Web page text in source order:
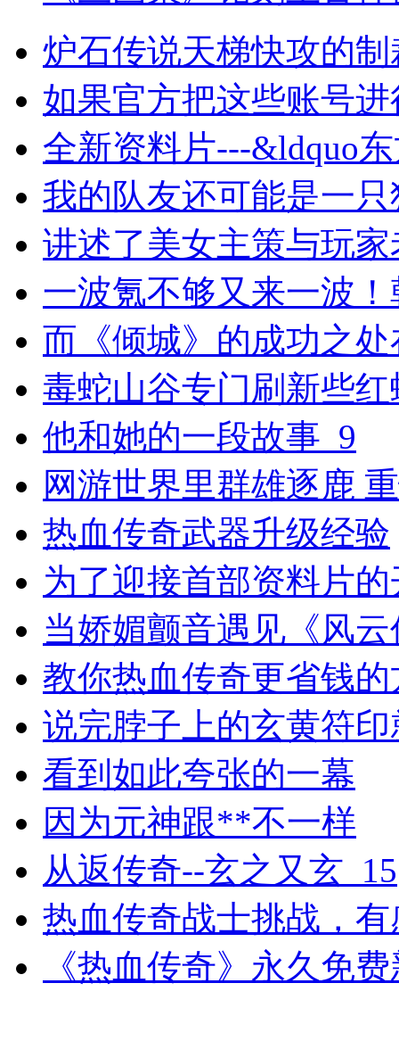
炉石传说天梯快攻的
如果官方把这些账号
全新资料片---&ldquo
我的队友还可能是一
讲述了美女主策与玩
一波氪不够又来一波
而《倾城》的成功之处
毒蛇山谷专门刷新些
他和她的一段故事_9
网游世界里群雄逐鹿
热血传奇武器升级经验
为了迎接首部资料片
当娇媚颤音遇见《风云
教你热血传奇更省钱的
说完脖子上的玄黄符
看到如此夸张的一幕
因为元神跟**不一样
从返传奇--玄之又玄_15
热血传奇战士挑战，有
《热血传奇》永久免